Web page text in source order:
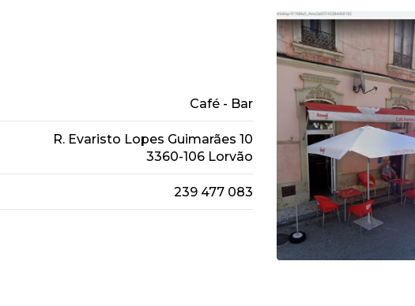
Café - Bar
R. Evaristo Lopes Guimarães 10
3360-106 Lorvão
239 477 083